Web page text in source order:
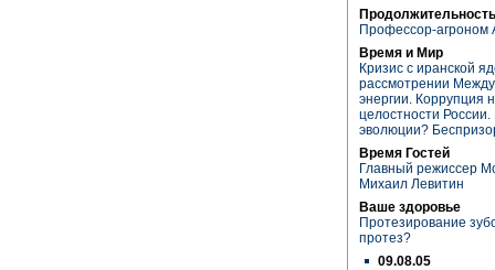
Профессор-агроном
Время и Мир
Кризис с иранской
рассмотрении
энергии. Коррупция
целостности
эволюции?
Время Гостей
Главный режиссер
Михаил Левитин
Ваше здоровье
Протезирование
протез?
09.08.05